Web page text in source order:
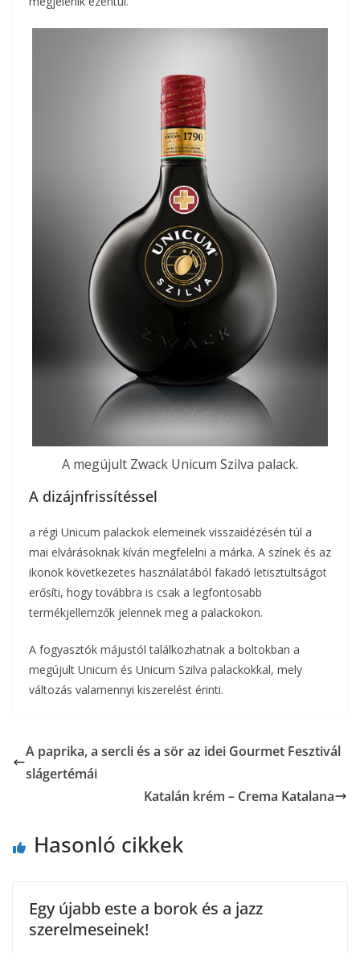
A megújult Zwack Unicum Szilva palack.
A dizájnfrissítéssel
a régi Unicum palackok elemeinek visszaidézésén túl a
mai elvárásoknak kíván megfelelni a márka. A színek és az
ikonok következetes használatából fakadó letisztultságot
erősíti, hogy továbbra is csak a legfontosabb
termékjellemzők jelennek meg a palackokon.
A fogyasztók májustól találkozhatnak a boltokban a
megújult Unicum és Unicum Szilva palackokkal, mely
változás valamennyi kiszerelést érinti.
A paprika, a sercli és a sör az idei Gourmet Fesztivál
slágertémái
Katalán krém – Crema Katalana
Hasonló cikkek
Egy újabb este a borok és a jazz
szerelmeseinek!